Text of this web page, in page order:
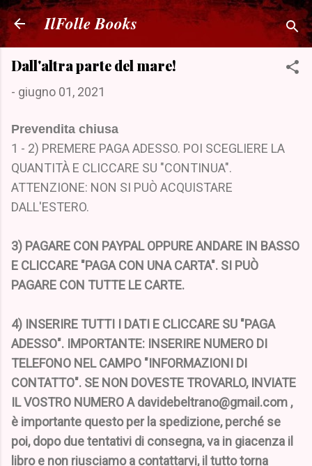
Passa ai contenuti principali
IlFolle Books
Dall'altra parte del mare!
- giugno 01, 2021
Prevendita chiusa
1 - 2) PREMERE PAGA ADESSO. POI SCEGLIERE LA
QUANTITÀ E CLICCARE SU "CONTINUA".
ATTENZIONE: NON SI PUÒ ACQUISTARE
DALL'ESTERO.
3) PAGARE CON PAYPAL OPPURE ANDARE IN BASSO
E CLICCARE "PAGA CON UNA CARTA". SI PUÒ
PAGARE CON TUTTE LE CARTE.
4) INSERIRE TUTTI I DATI E CLICCARE SU "PAGA
ADESSO". IMPORTANTE: INSERIRE NUMERO DI
TELEFONO NEL CAMPO "INFORMAZIONI DI
CONTATTO". SE NON DOVESTE TROVARLO, INVIATE
IL VOSTRO NUMERO A davidebeltrano@gmail.com ,
è importante questo per la spedizione, perché se
poi, dopo due tentativi di consegna, va in giacenza il
libro e non riusciamo a contattarvi, il tutto torna